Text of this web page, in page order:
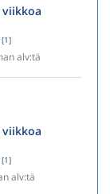
viikkoa
[1]
alv:tä
viikkoa
[1]
alv:tä